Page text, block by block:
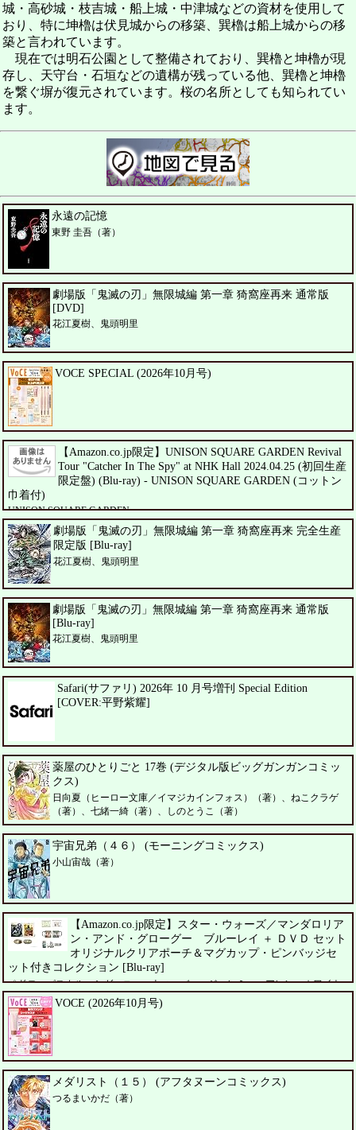
城・高砂城・枝吉城・船上城・中津城などの資材を使用して
おり、特に坤櫓は伏見城からの移築、巽櫓は船上城からの移
築と言われています。
現在では明石公園として整備されており、巽櫓と坤櫓が現
存し、天守台・石垣などの遺構が残っている他、巽櫓と坤櫓
を繋ぐ塀が復元されています。桜の名所としても知られてい
ます。
永遠の記憶
東野 圭吾（著）
劇場版「鬼滅の刃」無限城編 第一章 猗窩座再来 通常版
[DVD]
花江夏樹、鬼頭明里
VOCE SPECIAL (2026年10月号)
【Amazon.co.jp限定】UNISON SQUARE GARDEN Revival
Tour "Catcher In The Spy" at NHK Hall 2024.04.25 (初回生産
限定盤) (Blu-ray) - UNISON SQUARE GARDEN (コットン
巾着付)
UNISON SQUARE GARDEN
劇場版「鬼滅の刃」無限城編 第一章 猗窩座再来 完全生産
限定版 [Blu-ray]
花江夏樹、鬼頭明里
劇場版「鬼滅の刃」無限城編 第一章 猗窩座再来 通常版
[Blu-ray]
花江夏樹、鬼頭明里
Safari(サファリ) 2026年 10 月号増刊 Special Edition
[COVER:平野紫耀]
薬屋のひとりごと 17巻 (デジタル版ビッグガンガンコミッ
クス)
日向夏（ヒーロー文庫／イマジカインフォス）（著）、ねこクラゲ
（著）、七緒一綺（著）、しのとうこ（著）
宇宙兄弟（４６） (モーニングコミックス)
小山宙哉（著）
【Amazon.co.jp限定】スター・ウォーズ／マンダロリア
ン・アンド・グローグー ブルーレイ ＋ ＤＶＤ セット
オリジナルクリアポーチ＆マグカップ・ピンバッジセ
ット付きコレクション [Blu-ray]
ペドロ・パスカル、シガーニー・ウィーバー、ジェレミー・アレン・ホワイト
VOCE (2026年10月号)
メダリスト（１５） (アフタヌーンコミックス)
つるまいかだ（著）